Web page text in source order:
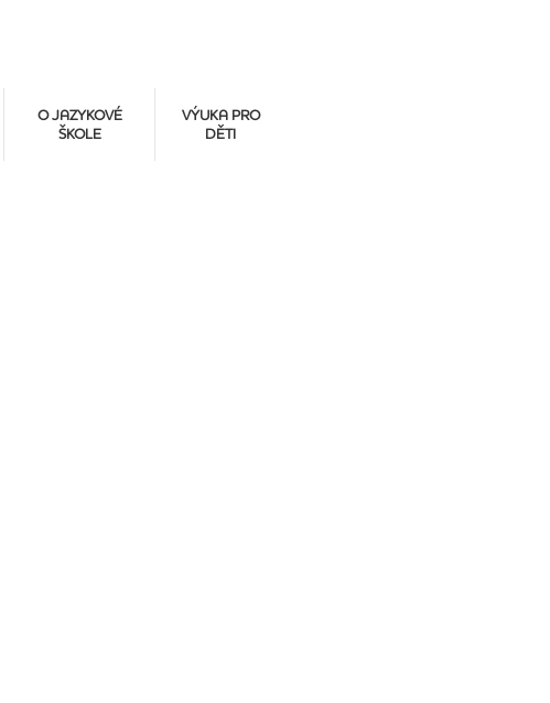
O JAZYKOVÉ
ŠKOLE
VÝUKA PRO
DĚTI